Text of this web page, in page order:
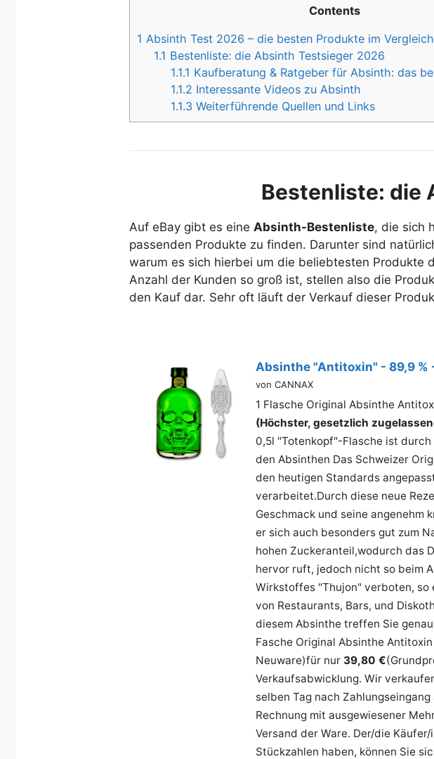
Contents
1 Absinth Test 2026 – die besten Produkte im Vergleich
1.1 Bestenliste: die Absinth Testsieger 2026
1.1.1 Kaufberatung & Ratgeber für Absinth: das
1.1.2 Interessante Videos zu Absinth
1.1.3 Weiterführende Quellen und Links
Bestenliste: die
Auf eBay gibt es eine Absinth-Bestenliste, die sich
passenden Produkte zu finden. Darunter sind
warum es sich hierbei um die beliebtesten Produkte
Anzahl der Kunden so groß ist, stellen also die
den Kauf dar. Sehr oft läuft der Verkauf dieser
Absinthe "Antitoxin" - 89,9 %
von CANNAX
1 Flasche Original Absinthe
(Höchster, gesetzlich
0,5l "Totenkopf"-Flasche ist
den Absinthen Das Schweizer
den heutigen Standards
verarbeitet.Durch diese neue
Geschmack und seine
er sich auch besonders gut zum
hohen Zuckeranteil,wodurch das
hervor ruft, jedoch nicht so beim
Wirkstoffes "Thujon" verboten,
von Restaurants, Bars, und
diesem Absinthe treffen Sie
Fasche Original Absinthe
Neuware)für nur 39,80 €
Verkaufsabwicklung. Wir
selben Tag nach
Rechnung mit ausgewiesener
Versand der Ware. Der/die
Stückzahlen haben, können Sie